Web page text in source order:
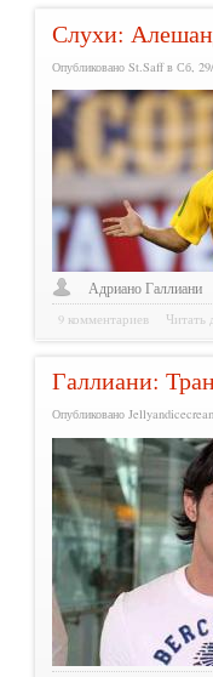
Слухи:
Опубликовано St.Saff в Сб,
Адриано Галлиани
9 комментариев Читать
Галлиани:
Опубликовано